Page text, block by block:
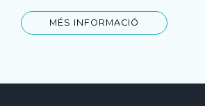
MÉS INFORMACIÓ